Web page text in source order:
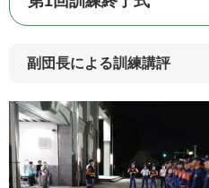
副団長による訓練講評